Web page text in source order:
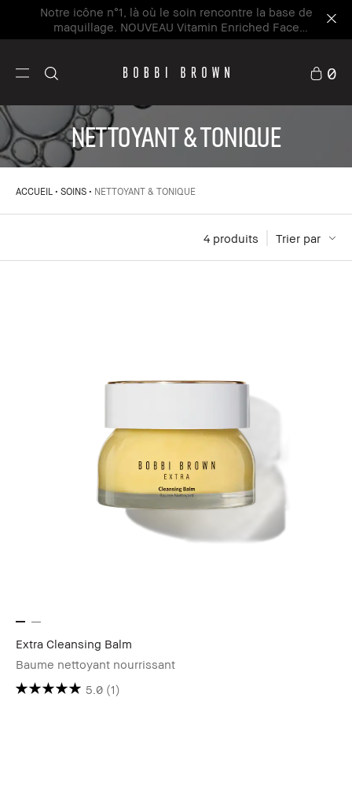
Notre icône n°1, là où le soin rencontre la base de
maquillage. NOUVEAU Vitamin Enriched Face
Base+ Découvrez la nouvelle icône
0
NETTOYANT & TONIQUE
ACCUEIL SOINS NETTOYANT & TONIQUE
Trier par
4 produits
Extra Cleansing Balm
Baume nettoyant nourrissant
5.0 (1)